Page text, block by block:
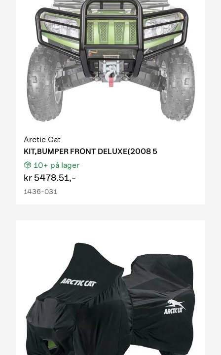
Arctic Cat
KIT,BUMPER FRONT DELUXE(2008 5
10+ på lager
kr 5478.51,-
1436-031